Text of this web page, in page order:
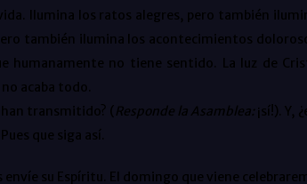
Ilumina los ratos alegres, pero también
también ilumina los acontecimientos
humanamente no tiene sentido. La luz de
acaba todo.
han transmitido? ( Responde la Asamblea: ¡sí!). Y,
Pues que siga así.
su Espíritu. El domingo que viene